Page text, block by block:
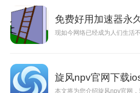
免费好用加速器永
现如今网络已经成为人们生活
旋风npv官网下载
本文将为您介绍旋风npv官网